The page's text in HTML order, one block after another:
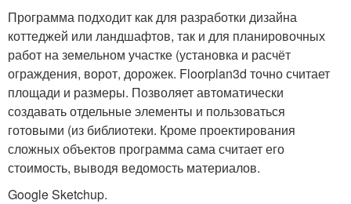
Программа подходит как для разработки дизайна
коттеджей или ландшафтов, так и для планировочных
работ на земельном участке (установка и расчёт
ограждения, ворот, дорожек. Floorplan3d точно считает
площади и размеры. Позволяет автоматически
создавать отдельные элементы и пользоваться
готовыми (из библиотеки. Кроме проектирования
сложных объектов программа сама считает его
стоимость, выводя ведомость материалов.
Google Sketchup.